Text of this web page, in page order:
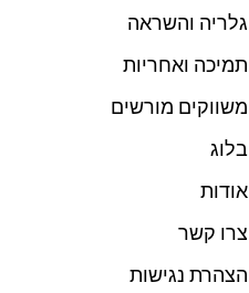
גלריה והשראה
תמיכה ואחריות
משווקים מורשים
בלוג
אודות
צרו קשר
הצהרת נגישות